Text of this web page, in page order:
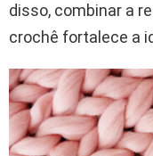
disso, combinar a
crochê fortalece a